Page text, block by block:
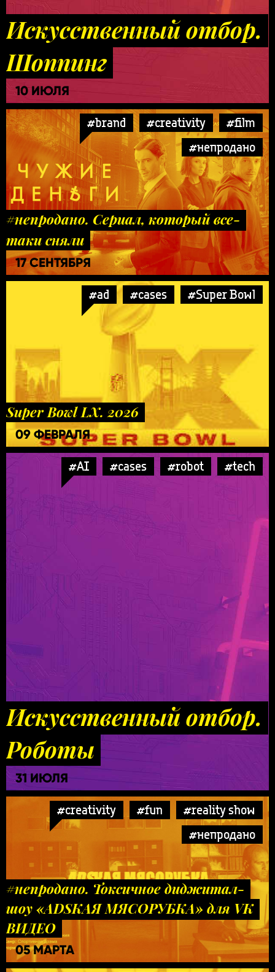
Искусственный отбор.
Шоппинг
10 ИЮЛЯ
#brand #creativity
#film
#непродано
#непродано. Сериал, который все-
таки сняли
17 СЕНТЯБРЯ
#ad #cases #Super Bowl
Super Bowl LX. 2026
09 ФЕВРАЛЯ
#AI #cases #robot #tech
Искусственный отбор.
Роботы
31 ИЮЛЯ
#creativity #fun
#reality show
#непродано
#непродано. Токсичное диджитал-
шоу «ADSКАЯ МЯСОРУБКА» для VK
ВИДЕО
05 МАРТА